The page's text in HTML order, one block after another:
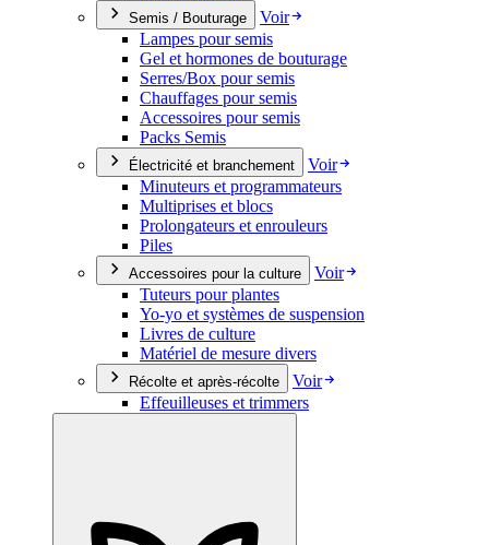
Semis / Bouturage
Voir
Lampes pour semis
Gel et hormones de bouturage
Serres/Box pour semis
Chauffages pour semis
Accessoires pour semis
Packs Semis
Électricité et branchement
Voir
Minuteurs et programmateurs
Multiprises et blocs
Prolongateurs et enrouleurs
Piles
Accessoires pour la culture
Voir
Tuteurs pour plantes
Yo-yo et systèmes de suspension
Livres de culture
Matériel de mesure divers
Récolte et après-récolte
Voir
Effeuilleuses et trimmers